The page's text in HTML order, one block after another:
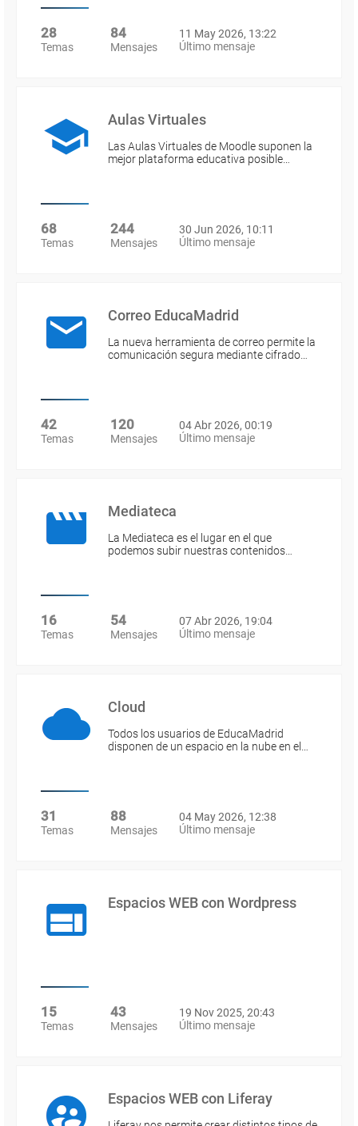
28
Temas
84
Mensajes
11 May 2026, 13:22
Último mensaje
Aulas Virtuales
Las Aulas Virtuales de Moodle suponen la
mejor plataforma educativa posible…
68
Temas
244
Mensajes
30 Jun 2026, 10:11
Último mensaje
Correo EducaMadrid
La nueva herramienta de correo permite la
comunicación segura mediante cifrado…
42
Temas
120
Mensajes
04 Abr 2026, 00:19
Último mensaje
Mediateca
La Mediateca es el lugar en el que
podemos subir nuestras contenidos…
16
Temas
54
Mensajes
07 Abr 2026, 19:04
Último mensaje
Cloud
Todos los usuarios de EducaMadrid
disponen de un espacio en la nube en el…
31
Temas
88
Mensajes
04 May 2026, 12:38
Último mensaje
Espacios WEB con Wordpress
15
Temas
43
Mensajes
19 Nov 2025, 20:43
Último mensaje
Espacios WEB con Liferay